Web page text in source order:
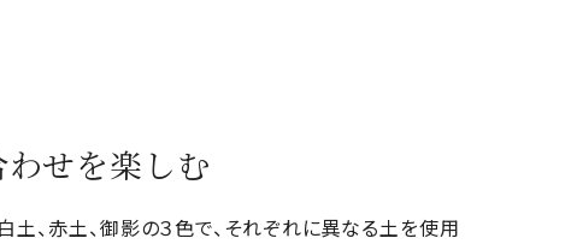
せを楽しむ
土、赤土、御影の３色で、それぞれに異なる土を使用